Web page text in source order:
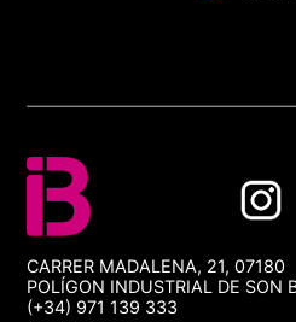
CARRER MADALENA, 21, 07180
POLÍGON INDUSTRIAL DE SON
(+34) 971 139 333